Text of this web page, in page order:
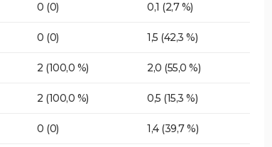
0 (0) 0,1 (2,7 %)
0 (0) 1,5 (42,3 %)
2 (100,0 %) 2,0 (55,0 %)
2 (100,0 %) 0,5 (15,3 %)
0 (0) 1,4 (39,7 %)